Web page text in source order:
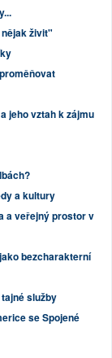
živit"
jeho vztah k zájmu
a kultury
a veřejný prostor v
bezcharakterní
služby
se Spojené